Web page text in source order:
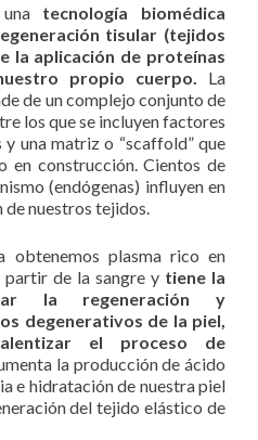
tecnología biomédica
tisular (tejidos
la aplicación de proteínas
propio cuerpo. La
de un complejo conjunto de
los que se incluyen factores
una matriz o “scaffold” que
en construcción. Cientos de
(endógenas) influyen en
de nuestros tejidos.
obtenemos plasma rico en
de la sangre y tiene la
la regeneración y
degenerativos de la piel,
el proceso de
la producción de ácido
e hidratación de nuestra piel
del tejido elástico de